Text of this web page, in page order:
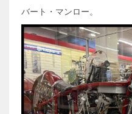
バート・マンロー。